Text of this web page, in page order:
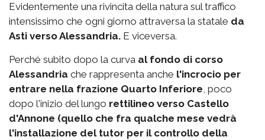
Evidentemente una rivincita della natura sul traffico
intensissimo che ogni giorno attraversa la statale da
Asti verso Alessandria. E viceversa.
Perché subito dopo la curva al fondo di corso
Alessandria che rappresenta anche l'incrocio per
entrare nella frazione Quarto Inferiore, poco
dopo l'inizio del lungo rettilineo verso Castello
d'Annone (quello che fra qualche mese vedrà
l'installazione del tutor per il controllo della